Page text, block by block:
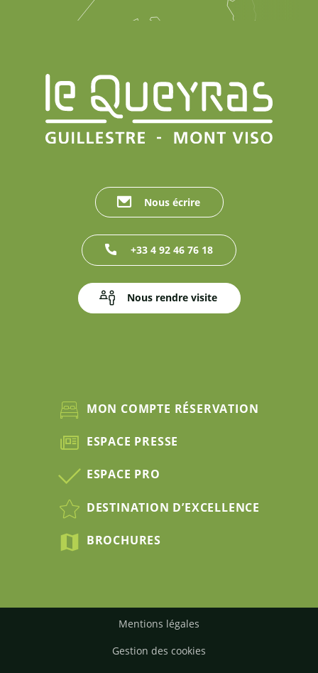
Nous écrire
+33 4 92 46 76 18
Nous rendre visite
MON COMPTE RÉSERVATION
ESPACE PRESSE
ESPACE PRO
DESTINATION D’EXCELLENCE
BROCHURES
Mentions légales
Gestion des cookies